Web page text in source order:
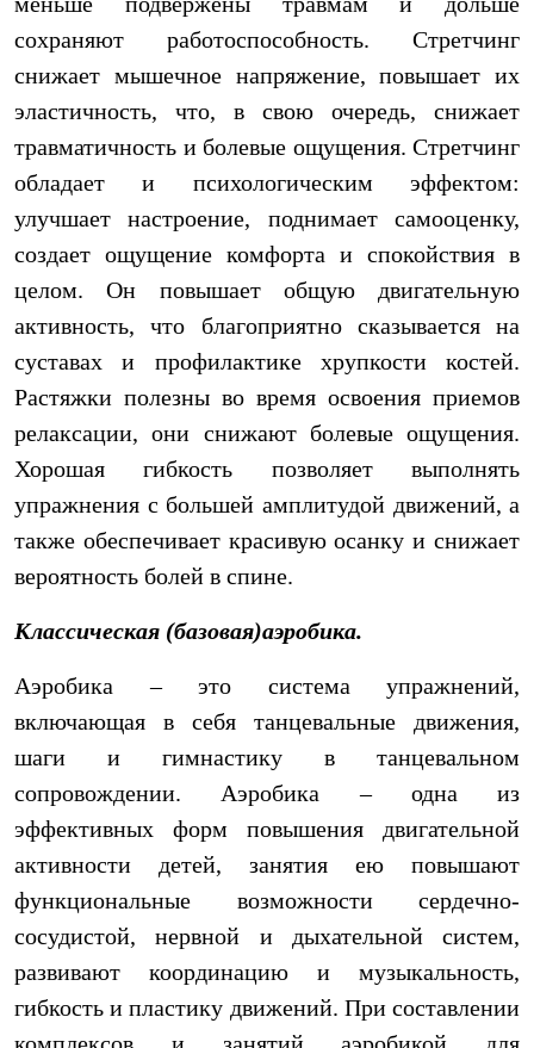
сохраняют работоспособность. Стретчинг
снижает мышечное напряжение, повышает их
эластичность, что, в свою очередь, снижает
травматичность и болевые ощущения. Стретчинг
обладает и психологическим эффектом:
улучшает настроение, поднимает самооценку,
создает ощущение комфорта и спокойствия в
целом. Он повышает общую двигательную
активность, что благоприятно сказывается на
суставах и профилактике хрупкости костей.
Растяжки полезны во время освоения приемов
релаксации, они снижают болевые ощущения.
Хорошая гибкость позволяет выполнять
упражнения с большей амплитудой движений, а
также обеспечивает красивую осанку и снижает
вероятность болей в спине.
Классическая (базовая)аэробика.
Аэробика – это система упражнений,
включающая в себя танцевальные движения,
шаги и гимнастику в танцевальном
сопровождении. Аэробика – одна из
эффективных форм повышения двигательной
активности детей, занятия ею повышают
функциональные возможности сердечно-
сосудистой, нервной и дыхательной систем,
развивают координацию и музыкальность,
гибкость и пластику движений. При составлении